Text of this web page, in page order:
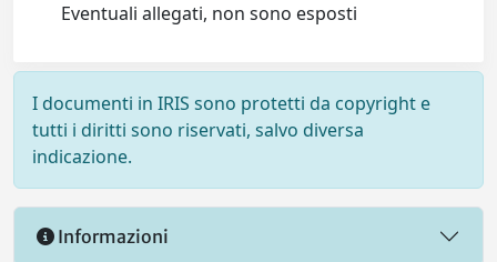
Eventuali allegati, non sono esposti
I documenti in IRIS sono protetti da copyright e
tutti i diritti sono riservati, salvo diversa
indicazione.
Informazioni